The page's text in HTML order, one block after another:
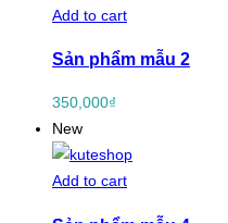
Add to cart
Sản phẩm mẫu 2
350,000₫
New
Add to cart